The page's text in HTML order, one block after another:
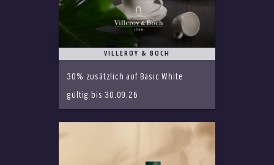
VILLEROY & BOCH
30% zusätzlich auf Basic White
gültig bis 30.09.26